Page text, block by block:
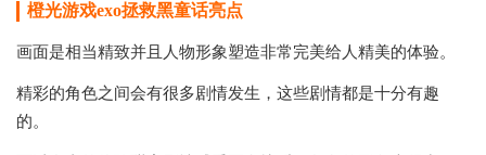
橙光游戏exo拯救黑童话亮点
画面是相当精致并且人物形象塑造非常完美给人精美的体验。
精彩的角色之间会有很多剧情发生，这些剧情都是十分有趣
的。